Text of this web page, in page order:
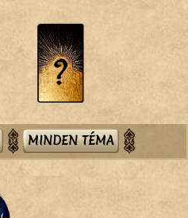
MINDEN TÉMA